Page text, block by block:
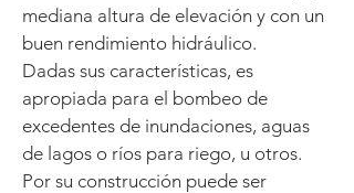
mediana altura de elevación y con un
buen rendimiento hidráulico.
Dadas sus características, es
apropiada para el bombeo de
excedentes de inundaciones, aguas
de lagos o ríos para riego, u otros.
Por su construcción puede ser